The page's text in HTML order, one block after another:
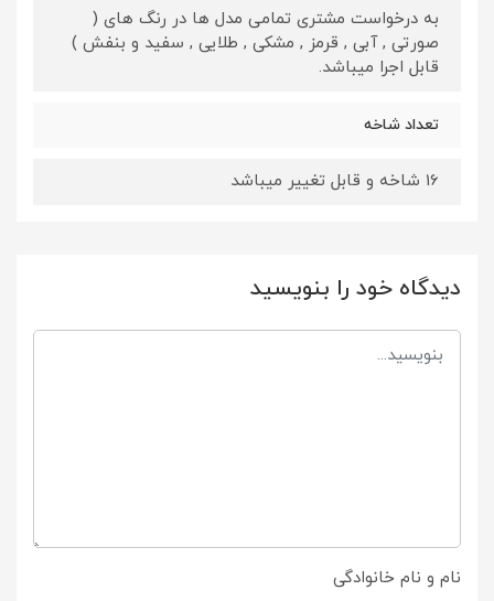
به درخواست مشتری تمامی مدل ها در رنگ های (
صورتی , آبی , قرمز , مشکی , طلایی , سفید و بنفش )
قابل اجرا میباشد.
تعداد شاخه
16 شاخه و قابل تغییر میباشد
دیدگاه خود را بنویسید
نام و نام خانوادگی